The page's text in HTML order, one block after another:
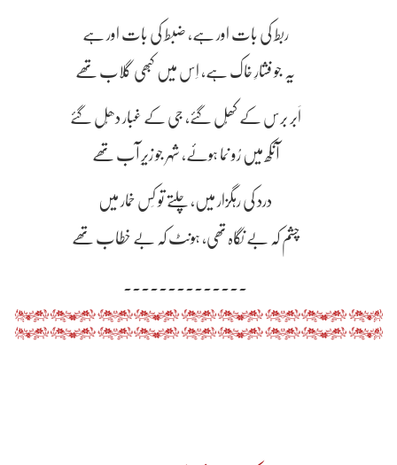
ربط کی بات اور ہے، ضبط کی بات اور ہے
یہ جو فشارِ خاک ہے، اِس میں کبھی گلاب تھے
اَبر برس کے کھُل گئے، جی کے غبار دھُل گئے
آنکھ میں رُو نما ہوئے، شہر جو زیرِ آب تھے
درد کی رہگزار میں، چلتے تو کِس خمار میں
چشم کہ بے نگاہ تھی، ہونٹ کہ بے خطاب تھے